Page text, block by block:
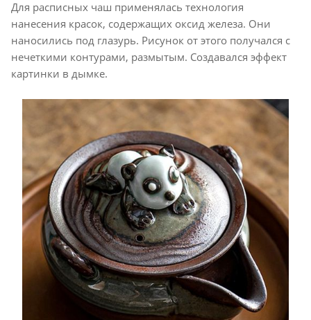
Для расписных чаш применялась технология
нанесения красок, содержащих оксид железа. Они
наносились под глазурь. Рисунок от этого получался с
нечеткими контурами, размытым. Создавался эффект
картинки в дымке.